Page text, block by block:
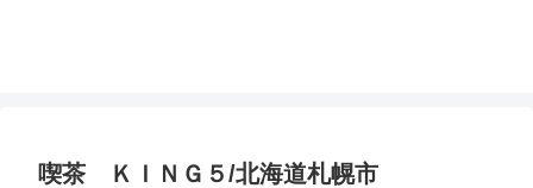
喫茶 ＫＩＮＧ５/北海道札幌市